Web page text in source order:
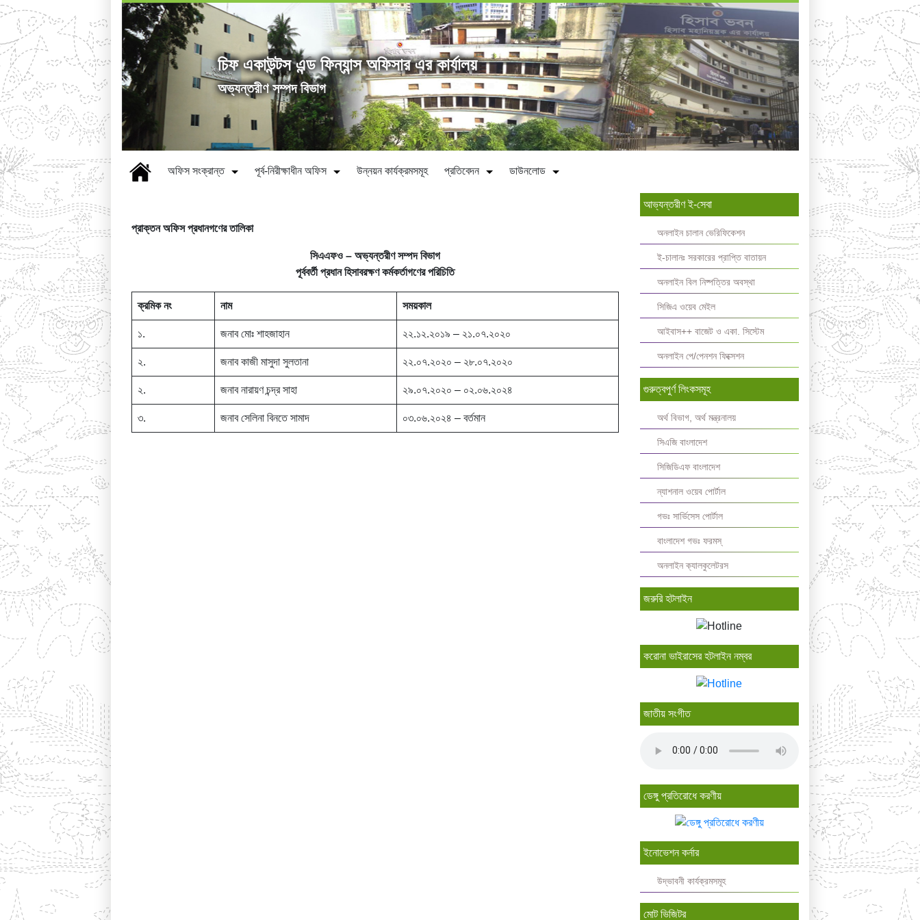
চিফ একাউন্টস এন্ড ফিন্যান্স অফিসার এর কার্যালয়
অভ্যন্তরীণ সম্পদ বিভাগ
অফিস সংক্রান্ত পূর্ব-নিরীক্ষাধীন অফিস উন্নয়ন কার্যক্রমসমূহ প্রতিবেদন ডাউনলোড
প্রাক্তন অফিস প্রধানগণের তালিকা
সিএএফও – অভ্যন্তরীণ সম্পদ বিভাগ
পূর্ববর্তী প্রধান হিসাবরক্ষণ কর্মকর্তাগণের পরিচিতি
ক্রমিক নং নাম সময়কাল
১. জনাব মোঃ শাহজাহান ২২.১২.২০১৯ – ২১.০৭.২০২০
২. জনাব কাজী মাসুদা সুলতানা ২২.০৭.২০২০ – ২৮.০৭.২০২০
২. জনাব নারায়ণ চন্দ্র সাহা ২৯.০৭.২০২০ – ০২.০৬.২০২৪
৩. জনাব সেলিনা বিনতে সামাদ ০৩.০৬.২০২৪ – বর্তমান
আভ্যন্তরীণ ই-সেবা
অনলাইন চালান ভেরিফিকেশন
ই-চালানঃ সরকারের প্রাপ্তি বাতায়ন
অনলাইন বিল নিষ্পত্তির অবস্থা
সিজিএ ওয়েব মেইল
আইবাস++ বাজেট ও একা. সিস্টেম
অনলাইন পে/পেনশন ফিক্সেশন
গুরুত্বপুর্ণ লিংকসমূহ
অর্থ বিভাগ, অর্থ মন্ত্রনালয়
সিএজি বাংলাদেশ
সিজিডিএফ বাংলাদেশ
ন্যাশনাল ওয়েব পোর্টাল
গভঃ সার্ভিসেস পোর্টাল
বাংলাদেশ গভঃ ফরমস্‌
অনলাইন ক্যালকুলেটরস
জরুরি হটলাইন
করোনা ভাইরাসের হটলাইন নম্বর
জাতীয় সংগীত
ডেঙ্গু প্রতিরোধে করণীয়
ইনোভেশন কর্নার
উদ্ভাবনী কার্যক্রমসমূহ
মোট ভিজিটর